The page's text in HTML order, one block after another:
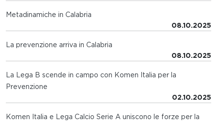
Metadinamiche in Calabria
08.10.2025
La prevenzione arriva in Calabria
08.10.2025
La Lega B scende in campo con Komen Italia per la
Prevenzione
02.10.2025
Komen Italia e Lega Calcio Serie A uniscono le forze per la